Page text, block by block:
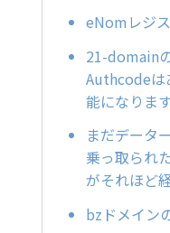
eNomレジ
21-domain
Authcodeは
能になりま
まだデータ
乗っ取られ
がそれほど
bzドメイン